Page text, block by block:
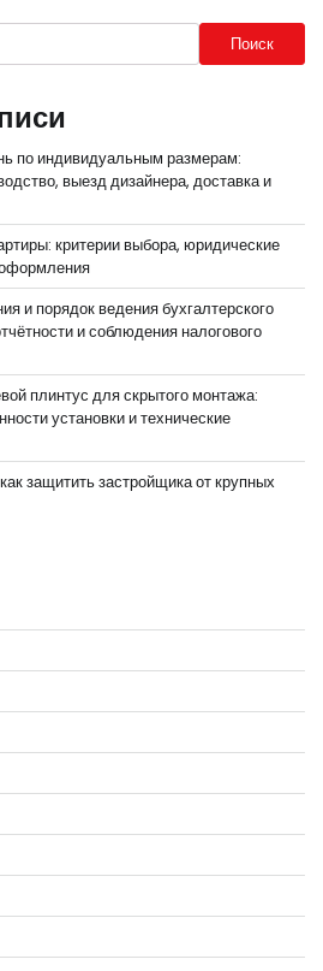
Поиск
по индивидуальным размерам:
выезд дизайнера, доставка и
критерии выбора, юридические
и порядок ведения бухгалтерского
и соблюдения налогового
плинтус для скрытого монтажа:
установки и технические
защитить застройщика от крупных